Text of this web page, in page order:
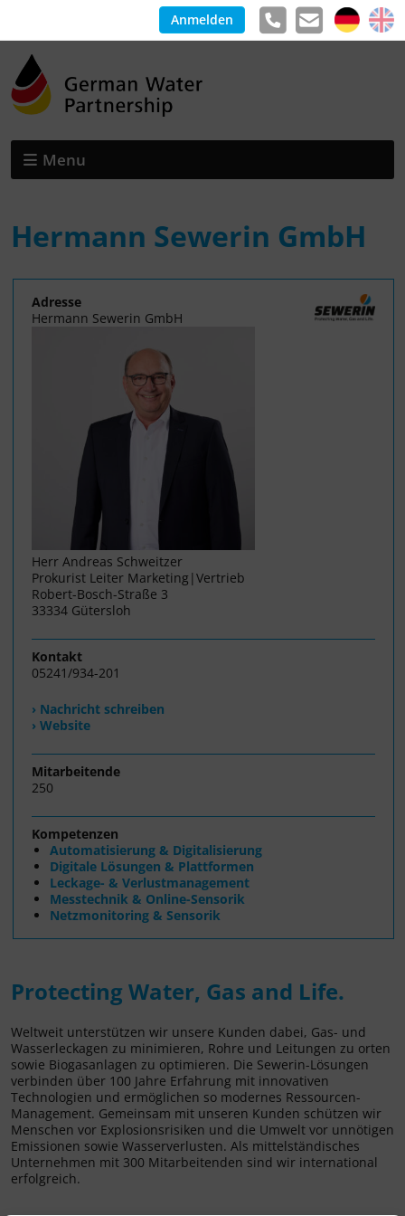
Anmelden
Menu
Hermann Sewerin GmbH
Adresse
Hermann Sewerin GmbH
Herr Andreas Schweitzer
Prokurist Leiter Marketing|Vertrieb
Robert-Bosch-Straße 3
33334 Gütersloh
Kontakt
05241/934-201
› Nachricht schreiben
› Website
Mitarbeitende
250
Kompetenzen
Automatisierung & Digitalisierung
Digitale Lösungen & Plattformen
Leckage- & Verlustmanagement
Messtechnik & Online-Sensorik
Netzmonitoring & Sensorik
Protecting Water, Gas and Life.
Weltweit unterstützen wir unsere Kunden dabei, Gas- und
Wasserleckagen zu minimieren, Rohre und Leitungen zu orten
sowie Biogasanlagen zu optimieren. Die Sewerin-Lösungen
verbinden über 100 Jahre Erfahrung mit innovativen
Technologien und ermöglichen so modernes Ressourcen-
Management. Gemeinsam mit unseren Kunden schützen wir
Menschen vor Explosionsrisiken und die Umwelt vor unnötigen
Emissionen sowie Wasserverlusten. Als mittelständisches
Unternehmen mit 300 Mitarbeitenden sind wir international
erfolgreich.